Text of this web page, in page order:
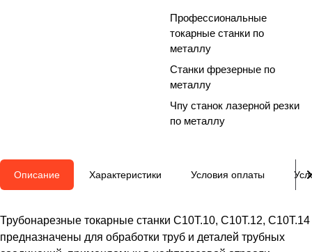
Профессиональные
токарные станки по
металлу
Станки фрезерные по
металлу
Чпу станок лазерной резки
по металлу
Описание Характеристики Условия оплаты
Трубонарезные токарные станки C10T.10, C10T.12, C10T.14
предназначены для обработки труб и деталей трубных